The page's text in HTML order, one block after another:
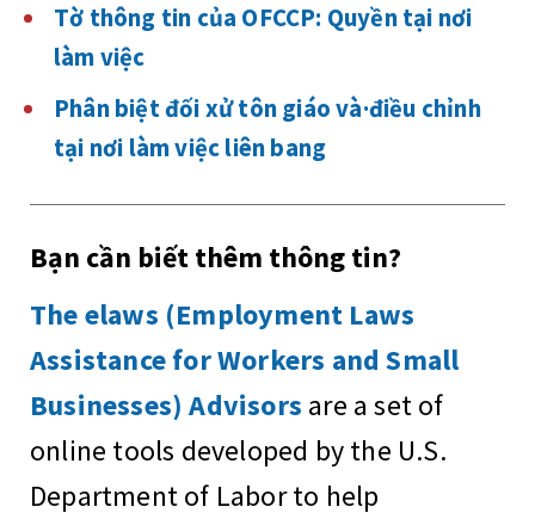
Tờ thông tin của OFCCP: Quyền tại nơi
làm việc
Phân biệt đối xử tôn giáo và·điều chỉnh
tại nơi làm việc liên bang
Bạn cần biết thêm thông tin?
The elaws (Employment Laws
Assistance for Workers and Small
Businesses) Advisors are a set of
online tools developed by the U.S.
Department of Labor to help